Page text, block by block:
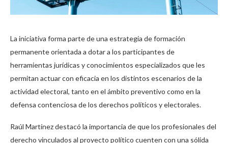
La iniciativa forma parte de una estrategia de formación
permanente orientada a dotar a los participantes de
herramientas jurídicas y conocimientos especializados que les
permitan actuar con eficacia en los distintos escenarios de la
actividad electoral, tanto en el ámbito preventivo como en la
defensa contenciosa de los derechos políticos y electorales.
Raúl Martínez destacó la importancia de que los profesionales del
derecho vinculados al proyecto político cuenten con una sólida